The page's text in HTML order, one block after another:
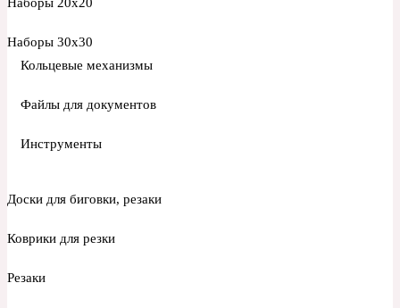
Наборы 30х30
Кольцевые механизмы
Файлы для документов
Инструменты
Доски для биговки, резаки
Коврики для резки
Резаки